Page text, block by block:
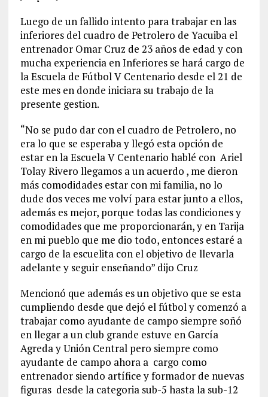
Luego de un fallido intento para trabajar en las
inferiores del cuadro de Petrolero de Yacuiba el
entrenador Omar Cruz de 23 años de edad y con
mucha experiencia en Inferiores se hará cargo de
la Escuela de Fútbol V Centenario desde el 21 de
este mes en donde iniciara su trabajo de la
presente gestion.
“No se pudo dar con el cuadro de Petrolero, no
era lo que se esperaba y llegó esta opción de
estar en la Escuela V Centenario hablé con Ariel
Tolay Rivero llegamos a un acuerdo , me dieron
más comodidades estar con mi familia, no lo
dude dos veces me volví para estar junto a ellos,
además es mejor, porque todas las condiciones y
comodidades que me proporcionarán, y en Tarija
en mi pueblo que me dio todo, entonces estaré a
cargo de la escuelita con el objetivo de llevarla
adelante y seguir enseñando” dijo Cruz
Mencionó que además es un objetivo que se esta
cumpliendo desde que dejó el fútbol y comenzó a
trabajar como ayudante de campo siempre soñó
en llegar a un club grande estuve en García
Agreda y Unión Central pero siempre como
ayudante de campo ahora a cargo como
entrenador siendo artífice y formador de nuevas
figuras desde la categoria sub-5 hasta la sub-12